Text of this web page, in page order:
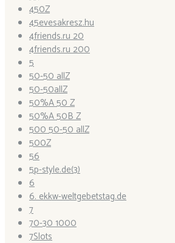
450Z
45evesakresz.hu
4friends.ru 20
4friends.ru 200
5
50-50 allZ
50-50allZ
50%A 50 Z
50%A 50B Z
500 50-50 allZ
500Z
56
5p-style.de(3)
6
6. ekkw-weltgebetstag.de
7
70-30 1000
7Slots